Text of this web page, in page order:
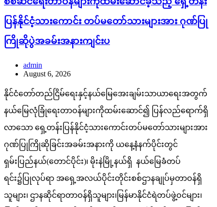
ပြန်နိုင်ငံ့သားကောင်း တပ်မတော်သားများအား ဂုဏ်ပြု
ကြိုဆိုပွဲအခမ်းအနားကျင်းပ
admin
August 6, 2026
နိုင်ငံတော်တည်ငြိမ်ရေးနှင့်နယ်မြေအေးချမ်းသာယာရေးအတွက်
နယ်မြေလုံခြုံရေးတာဝန်များကိုထမ်းဆောင်၍ ပြန်လည်ရောက်ရှိ
လာသော ရှေ့တန်းပြန်နိုင်ငံ့သားကောင်းတပ်မတော်သားများအား
ဂုဏ်ပြုကြိုဆိုခြင်းအခမ်းအနားကို ယနေ့နံနက်ပိုင်းတွင်
ရှမ်းပြည်နယ်(တောင်ပိုင်း)၊ မိုးနဲမြို့နယ်ရှိ နယ်မြေခံတပ်
ရင်း၌ပြုလုပ်ရာ အရှေ့အလယ်ပိုင်းတိုင်းစစ်ဌာနချုပ်မှတာဝန်ရှိ
သူများ၊ ဌာနဆိုင်ရာတာဝန်ရှိသူများ၊မြန်မာနိုင်ငံရဲတပ်ဖွဲ့ဝင်များ၊